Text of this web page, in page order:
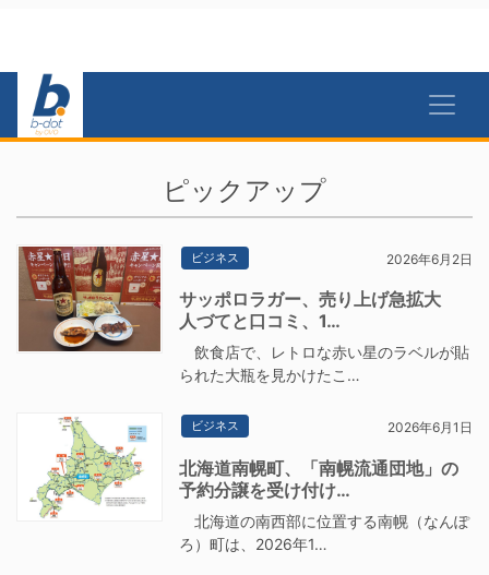
ピックアップ
ビジネス 2026年6月2日
サッポロラガー、売り上げ急拡大
人づてと口コミ、1…
飲食店で、レトロな赤い星のラベルが貼
られた大瓶を見かけたこ…
ビジネス 2026年6月1日
北海道南幌町、「南幌流通団地」の
予約分譲を受け付け…
北海道の南西部に位置する南幌（なんぽ
ろ）町は、2026年1…